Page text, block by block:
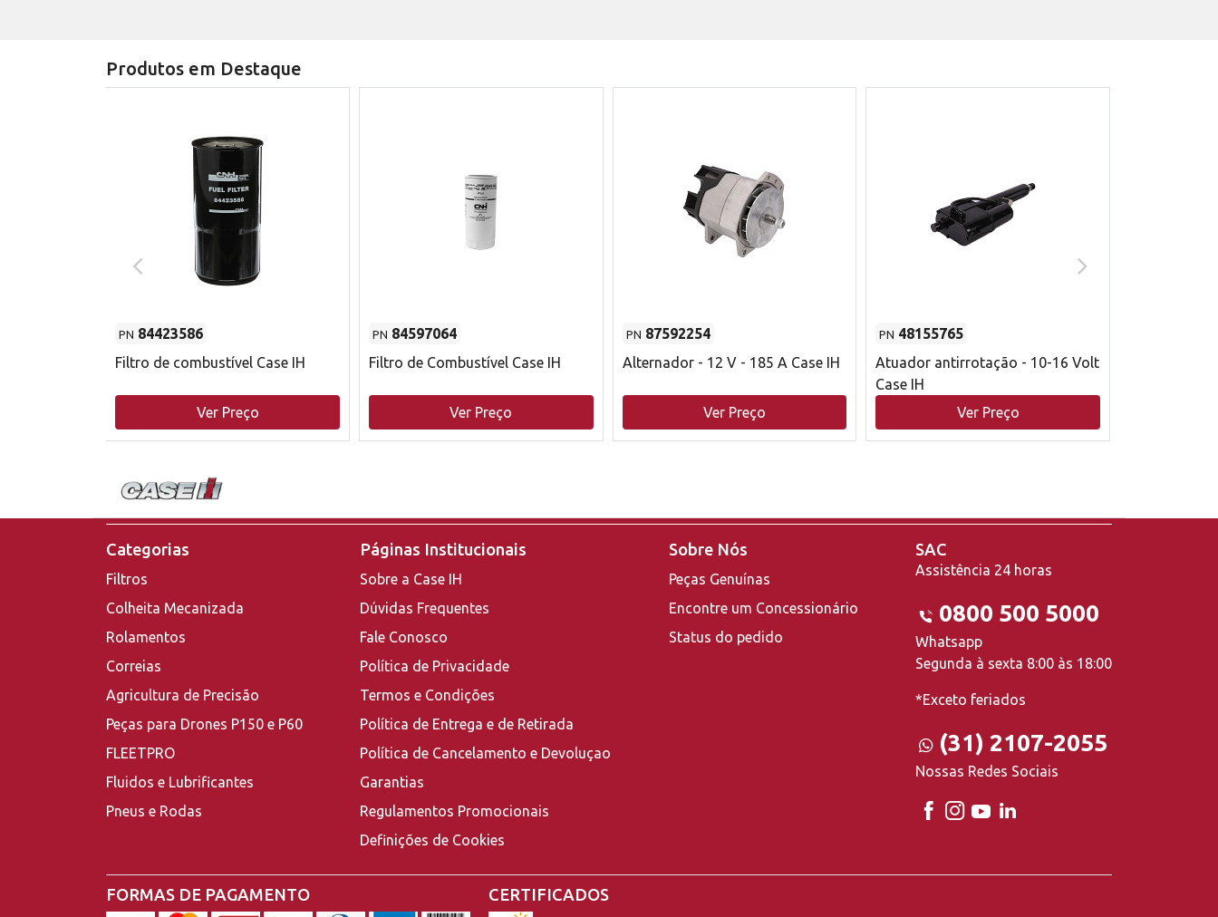
Produtos em Destaque
PN 84423586
Filtro de combustível Case IH
Ver Preço
PN 84597064
Filtro de Combustível Case IH
Ver Preço
PN 87592254
Alternador - 12 V - 185 A Case IH
Ver Preço
PN 48155765
Atuador antirrotação - 10-16 Volt
Case IH
Ver Preço
Categorias
Filtros
Colheita Mecanizada
Rolamentos
Correias
Agricultura de Precisão
Peças para Drones P150 e P60
FLEETPRO
Fluidos e Lubrificantes
Pneus e Rodas
Páginas Institucionais
Sobre a Case IH
Dúvidas Frequentes
Fale Conosco
Política de Privacidade
Termos e Condições
Política de Entrega e de Retirada
Política de Cancelamento e Devoluçao
Garantias
Regulamentos Promocionais
Definições de Cookies
Sobre Nós
Peças Genuínas
Encontre um Concessionário
Status do pedido
SAC
Assistência 24 horas
0800 500 5000
Whatsapp
Segunda à sexta 8:00 às 18:00
*Exceto feriados
(31) 2107-2055
Nossas Redes Sociais
FORMAS DE PAGAMENTO CERTIFICADOS